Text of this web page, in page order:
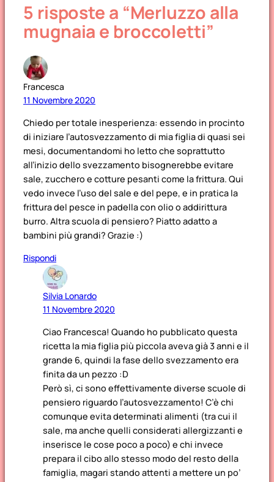
5 risposte a “Merluzzo alla
mugnaia e broccoletti”
Francesca
11 Novembre 2020
Chiedo per totale inesperienza: essendo in procinto
di iniziare l’autosvezzamento di mia figlia di quasi sei
mesi, documentandomi ho letto che soprattutto
all’inizio dello svezzamento bisognerebbe evitare
sale, zucchero e cotture pesanti come la frittura. Qui
vedo invece l’uso del sale e del pepe, e in pratica la
frittura del pesce in padella con olio o addirittura
burro. Altra scuola di pensiero? Piatto adatto a
bambini più grandi? Grazie :)
Rispondi
Silvia Lonardo
11 Novembre 2020
Ciao Francesca! Quando ho pubblicato questa
ricetta la mia figlia più piccola aveva già 3 anni e il
grande 6, quindi la fase dello svezzamento era
finita da un pezzo :D
Però sì, ci sono effettivamente diverse scuole di
pensiero riguardo l’autosvezzamento! C’è chi
comunque evita determinati alimenti (tra cui il
sale, ma anche quelli considerati allergizzanti e
inserisce le cose poco a poco) e chi invece
prepara il cibo allo stesso modo del resto della
famiglia, magari stando attenti a mettere un po’